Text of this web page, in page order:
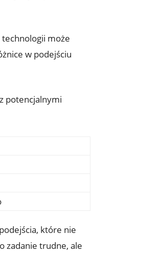
może
w podejściu
potencjalnymi
które nie
zadanie trudne, ale